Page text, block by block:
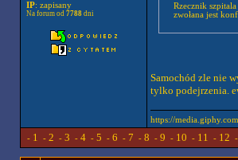
IP: zapisany
Na forum od 7788dni
Rzecznik
zwołana jest
Samochód zle nie
tylko podejrzenia.
https://
- 1 - 2 - 3 - 4- 5 - 6 - 7 - 8 - 9 - 10 - 11 - 12 -